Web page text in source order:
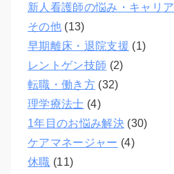
新人看護師の悩み・キャリア
その他(13)
早期離床・退院支援 (1)
レントゲン技師 (2)
転職・働き方(32)
理学療法士 (4)
1年目のお悩み解決(30)
ケアマネージャー (4)
休職 (11)